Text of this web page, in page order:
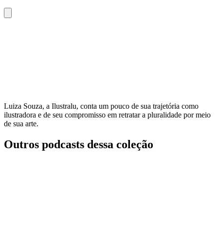
Luiza Souza, a Ilustralu, conta um pouco de sua trajetória como
ilustradora e de seu compromisso em retratar a pluralidade por meio
de sua arte.
Outros podcasts dessa coleção